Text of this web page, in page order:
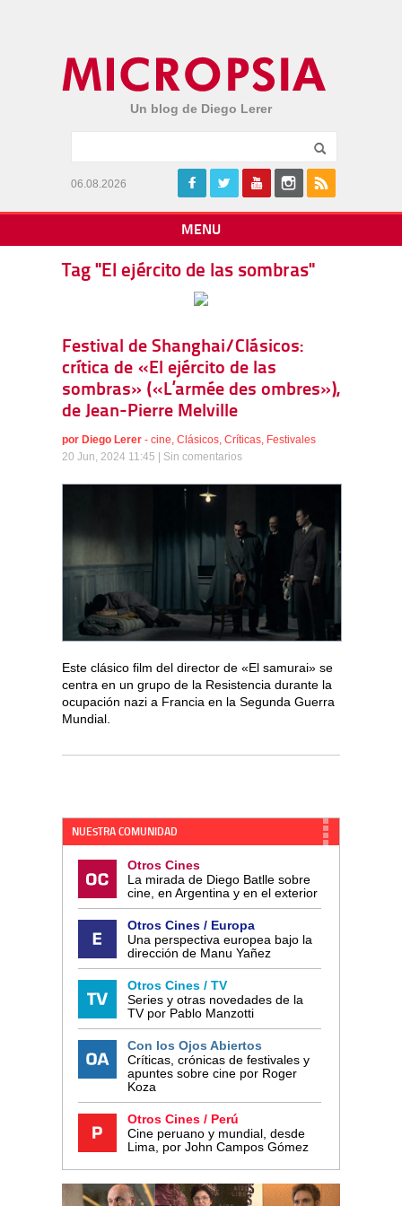
Un blog de Diego Lerer
06.08.2026
MENU
Tag "El ejército de las sombras"
Festival de Shanghai/Clásicos:
crítica de «El ejército de las
sombras» («L’armée des ombres»),
de Jean-Pierre Melville
por Diego Lerer - cine, Clásicos, Críticas, Festivales
20 Jun, 2024 11:45 | Sin comentarios
Este clásico film del director de «El samurai» se
centra en un grupo de la Resistencia durante la
ocupación nazi a Francia en la Segunda Guerra
Mundial.
NUESTRA COMUNIDAD
Otros Cines
La mirada de Diego Batlle sobre
cine, en Argentina y en el exterior
Otros Cines / Europa
Una perspectiva europea bajo la
dirección de Manu Yañez
Otros Cines / TV
Series y otras novedades de la
TV por Pablo Manzotti
Con los Ojos Abiertos
Críticas, crónicas de festivales y
apuntes sobre cine por Roger
Koza
Otros Cines / Perú
Cine peruano y mundial, desde
Lima, por John Campos Gómez